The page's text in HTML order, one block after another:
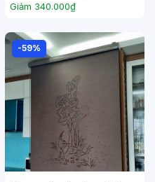
Giảm 340.000₫
-59%